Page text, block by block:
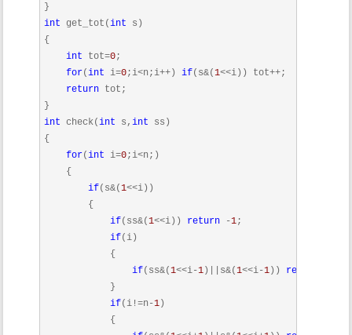
int get_tot(int s)
{
int tot=0;
for(int i=0;i<n;i++) if(s&(1<<i)) tot++;
return tot;
int check(int s,int ss)
{
for(int i=0;i<n;)
    {
if(s&(1<<i))
        {
if(ss&(1<<i)) return -1;
if(i)
            {
if(ss&(1<<i-1 )||s&(1<<i-1 )) return
            }
if(i!=n-1 )
            {